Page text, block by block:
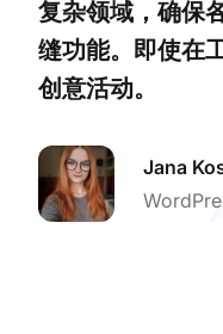
复杂领域，确保
缝功能。即使在
创意活动。
Jana